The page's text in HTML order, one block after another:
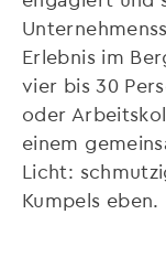
Erlebnis im
vier bis 30
oder
einem
Licht:
Kumpels eben.